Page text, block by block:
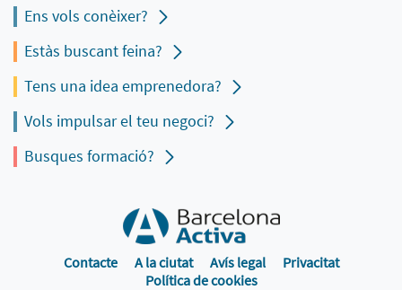
Ens vols conèixer?
Estàs buscant feina?
Tens una idea emprenedora?
Vols impulsar el teu negoci?
Busques formació?
Contacte A la ciutat Avís legal
Privacitat
Política de cookies